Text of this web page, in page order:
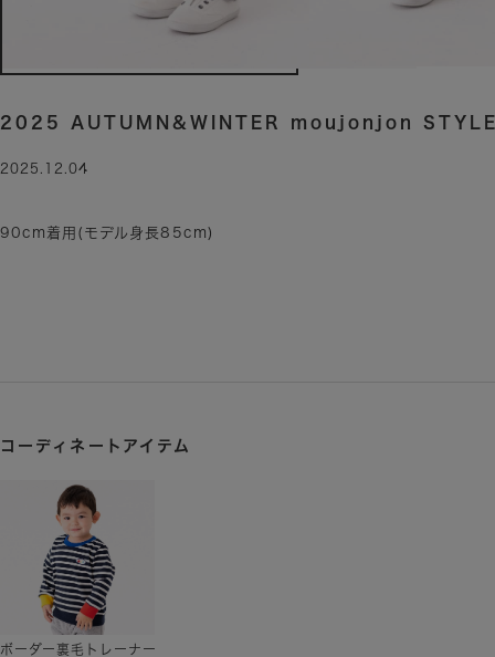
2025 AUTUMN&WINTER moujonjon
2025.12.04
90cm着用(モデル身長85cm)
コーディネートアイテム
ボーダー裏毛トレーナー